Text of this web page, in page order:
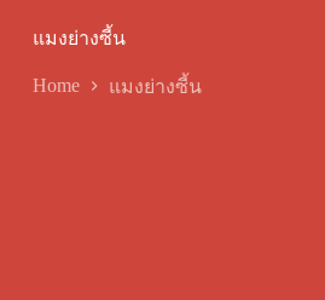
แมงย่างซี้น
Home แมงย่างซี้น